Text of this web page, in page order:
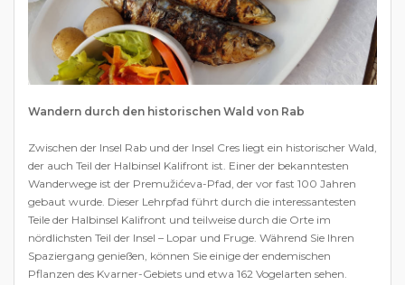
Wandern durch den historischen Wald von Rab
Zwischen der Insel Rab und der Insel Cres liegt ein historischer Wald,
der auch Teil der Halbinsel Kalifront ist. Einer der bekanntesten
Wanderwege ist der Premužićeva-Pfad, der vor fast 100 Jahren
gebaut wurde. Dieser Lehrpfad führt durch die interessantesten
Teile der Halbinsel Kalifront und teilweise durch die Orte im
nördlichsten Teil der Insel – Lopar und Fruge. Während Sie Ihren
Spaziergang genießen, können Sie einige der endemischen
Pflanzen des Kvarner-Gebiets und etwa 162 Vogelarten sehen.